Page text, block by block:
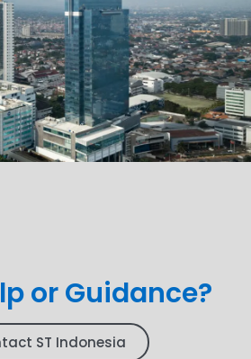
or Guidance?
ST Indonesia